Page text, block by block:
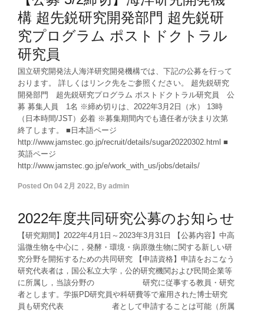
構 超先鋭研究開発部門 超先鋭研
究プログラム ポストドクトラル
研究員
国立研究開発法人海洋研究開発機構では、下記の公募を行って
おります。 詳しくはリンク先をご参照ください。 超先鋭研究
開発部門 超先鋭研究プログラム ポストドクトラル研究員 公
募 募集人員 1名 ※締め切りは、2022年3月2日（水） 13時
（日本時間/JST）必着 ※募集期間内でも適任者が決まり次第
終了します。 ■日本語ページ
http://www.jamstec.go.jp/recruit/details/sugar20220302.html ■
英語ページ
http://www.jamstec.go.jp/e/work_with_us/jobs/details/
Posted On 04 2月 2022, By admin
2022年度共同研究公募のお知らせ
【研究期間】2022年4月1日～2023年3月31日 【公募内容】中高
温微生物を中心に，発酵・環境・病原微生物に関する新しい研
究分野を開拓するための共同研究 【申請資格】申請をおこなう
研究代表者は，国公私立大学，公的研究機関および民間企業等
に所属し，当該分野の 研究に従事する教員・研究
者とします。学振PD研究員や科研費等で雇用された博士研究
員も研究代表 者として申請することは可能（所属